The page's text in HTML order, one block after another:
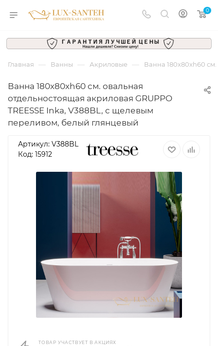
0
Главная — Ванны — Акриловые — Ванна 180x80xh60
Ванна 180x80xh60 см. овальная
отдельностоящая акриловая GRUPPO
TREESSE Inka, V388BL, с щелевым
переливом, белый глянцевый
Артикул: V388BL
Код: 15912
ТОВАР УЧАСТВУЕТ В АКЦИЯХ